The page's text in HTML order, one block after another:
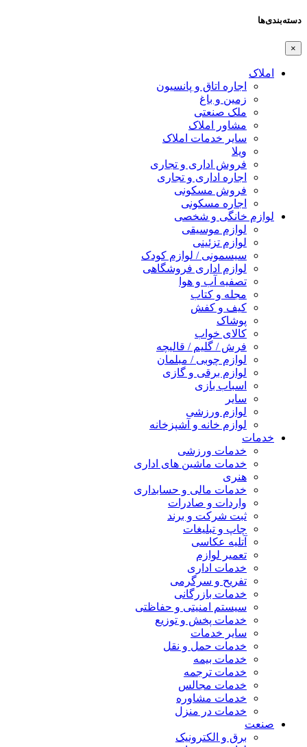
دسته‌بندی‌ها
×
املاک
اجاره اتاق و پانسیون
زمین و باغ
ملک صنعتی
مشاور املاک
سایر خدمات املاک
ویلا
فروش اداری و تجاری
اجاره اداری و تجاری
فروش مسکونی
اجاره مسکونی
لوازم خانگی و شخصی
لوازم موسیقی
لوازم تزئینی
سیسمونی / لوازم کودک
لوازم اداری فروشگاهی
تصفیه آب و هوا
مجله و کتاب
کیف و کفش
پوشاک
کالای خواب
فرش / گلیم / قالیچه
لوازم چوبی / مبلمان
لوازم برقی و گازی
اسباب بازی
سایر
لوازم ورزشی
لوازم خانه و آشپزخانه
خدمات
خدمات ورزشی
خدمات ماشین های اداری
هنری
خدمات مالی و حسابداری
واردات و صادرات
ثبت شرکت و برند
چاپ و تبلیغات
آتلیه عکاسی
تعمیر لوازم
خدمات اداری
تفریح و سرگرمی
خدمات بازرگانی
سیستم امنیتی و حفاظتی
خدمات پخش و توزیع
سایر خدمات
خدمات حمل و نقل
خدمات بیمه
خدمات ترجمه
خدمات مجالس
خدمات مشاوره
خدمات در منزل
صنعت
برق و الکترونیک